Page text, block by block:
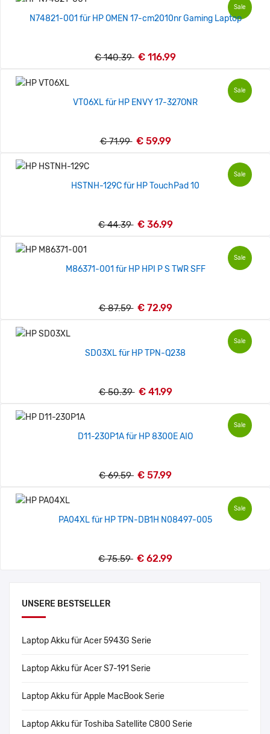
UNSERE BESTSELLER
Laptop Akku für Acer 5943G Serie
Laptop Akku für Acer S7-191 Serie
Laptop Akku für Apple MacBook Serie
Laptop Akku für Toshiba Satellite C800 Serie
Sale
N74821-001 für HP OMEN 17-cm2010nr Gaming Laptop
€ 140.39 € 116.99
Sale
VT06XL für HP ENVY 17-327ONR
€ 71.99 € 59.99
Sale
HSTNH-129C für HP TouchPad 10
€ 44.39 € 36.99
Sale
M86371-001 für HP HPI P S TWR SFF
€ 87.59 € 72.99
Sale
SD03XL für HP TPN-Q238
€ 50.39 € 41.99
Sale
D11-230P1A für HP 8300E AIO
€ 69.59 € 57.99
Sale
PA04XL für HP TPN-DB1H N08497-005
€ 75.59 € 62.99